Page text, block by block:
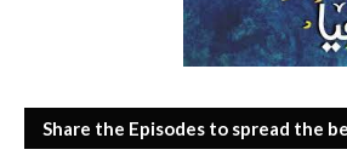
Share the Episodes to spread the